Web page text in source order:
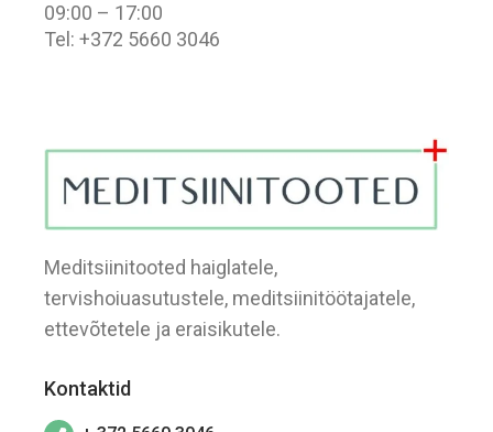
Meditsiinitooted haiglatele,
tervishoiuasutustele, meditsiinitöötajatele,
ettevõtetele ja eraisikutele.
Kontaktid
09:00 – 17:00
Tel: +372 5660 3046